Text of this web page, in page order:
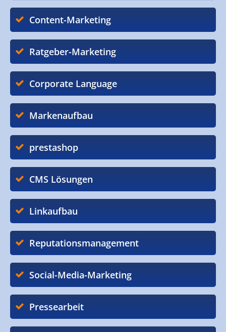
Content-Marketing
Ratgeber-Marketing
Corporate Language
Markenaufbau
prestashop
CMS Lösungen
Linkaufbau
Reputationsmanagement
Social-Media-Marketing
Pressearbeit